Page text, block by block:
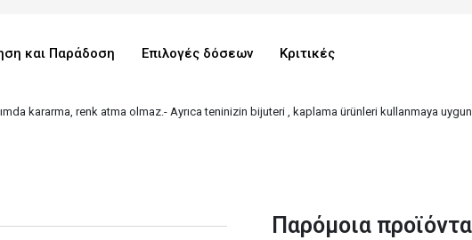
και Παράδοση Επιλογές δόσεων Κριτικές
kararma, renk atma olmaz.- Ayrıca teninizin bijuteri , kaplama ürünleri kullanmaya uygun
Παρόμοια προϊόντα